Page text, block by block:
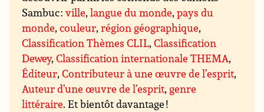
Sambuc :ville,langue du monde,pays du
monde,couleur,région géographique,
Classification Thèmes CLIL,Classification
Dewey,Classification internationale THEMA,
Éditeur,Contributeur à une œuvre de l’esprit,
Auteur d’une œuvre de l’esprit, genre
littéraire. Et bientôt davantage !